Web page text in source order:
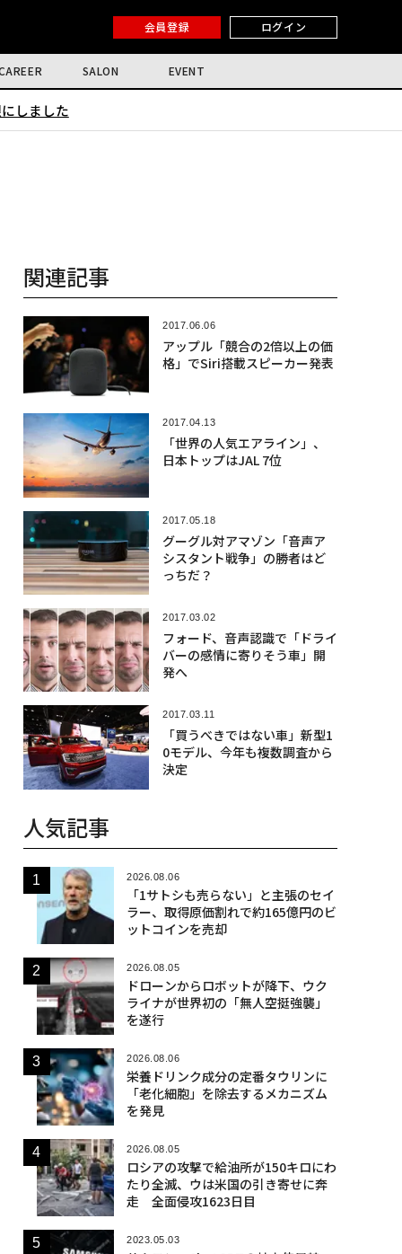
会員登録 ログイン
SALON EVENT
しました
関連記事
2017.06.06
アップル「競合の2倍以上の価
格」でSiri搭載スピーカー発表
2017.04.13
「世界の人気エアライン」、
日本トップはJAL 7位
2017.05.18
グーグル対アマゾン「音声ア
シスタント戦争」の勝者はど
っちだ？
2017.03.02
フォード、音声認識で「ドライ
バーの感情に寄りそう車」開
発へ
2017.03.11
「買うべきではない車」新型1
0モデル、今年も複数調査から
決定
人気記事
2026.08.06
「1サトシも売らない」と主張のセイ
ラー、取得原価割れで約165億円のビ
ットコインを売却
2026.08.05
ドローンからロボットが降下、ウク
ライナが世界初の「無人空挺強襲」
を遂行
2026.08.06
栄養ドリンク成分の定番タウリンに
「老化細胞」を除去するメカニズム
を発見
2026.08.05
ロシアの攻撃で給油所が150キロにわ
たり全滅、ウは米国の引き寄せに奔
走 全面侵攻1623日目
2023.05.03